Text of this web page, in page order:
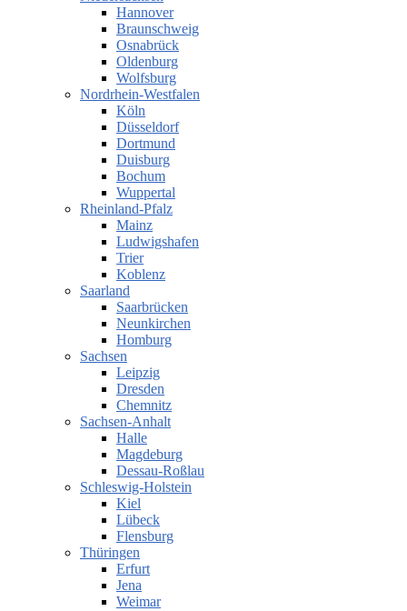
Hannover
Braunschweig
Osnabrück
Oldenburg
Wolfsburg
Nordrhein-Westfalen
Köln
Düsseldorf
Dortmund
Duisburg
Bochum
Wuppertal
Rheinland-Pfalz
Mainz
Ludwigshafen
Trier
Koblenz
Saarland
Saarbrücken
Neunkirchen
Homburg
Sachsen
Leipzig
Dresden
Chemnitz
Sachsen-Anhalt
Halle
Magdeburg
Dessau-Roßlau
Schleswig-Holstein
Kiel
Lübeck
Flensburg
Thüringen
Erfurt
Jena
Weimar